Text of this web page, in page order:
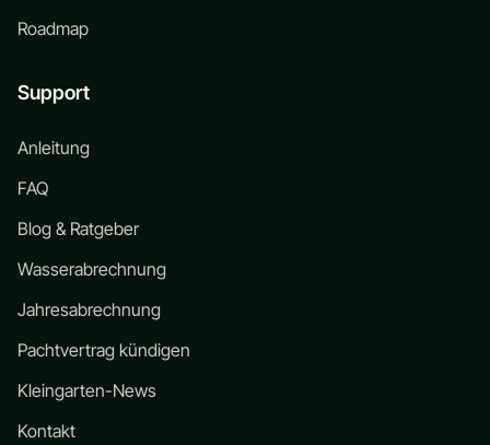
Roadmap
Support
Anleitung
FAQ
Blog & Ratgeber
Wasserabrechnung
Jahresabrechnung
Pachtvertrag kündigen
Kleingarten-News
Kontakt